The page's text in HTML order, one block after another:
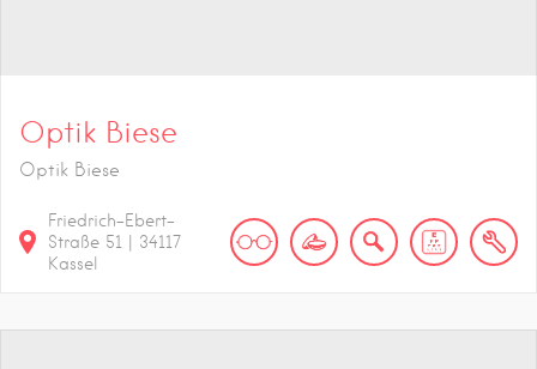
Optik Biese
Optik Biese
Friedrich-Ebert-
Straße 51
34117
Kassel